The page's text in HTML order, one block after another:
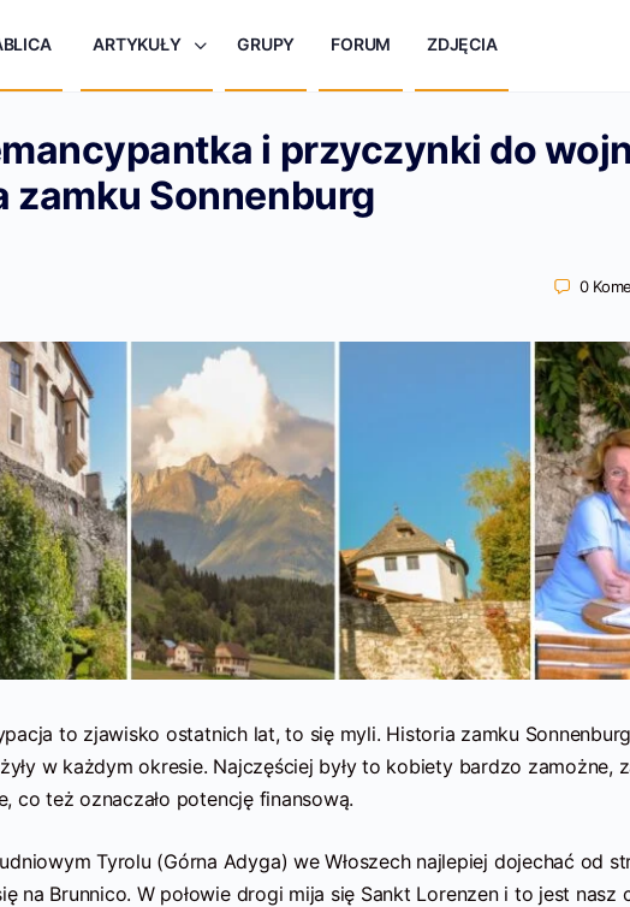
ARTYKUŁY GRUPY FORUM ZDJĘCIA
i przyczynki do
zamku Sonnenburg
0
to zjawisko ostatnich lat, to się myli. Historia zamku Sonnenburg
w każdym okresie. Najczęściej były to kobiety bardzo zamożne,
co też oznaczało potencję finansową.
Tyrolu (Górna Adyga) we Włoszech najlepiej dojechać od
na Brunnico. W połowie drogi mija się Sankt Lorenzen i to jest nasz